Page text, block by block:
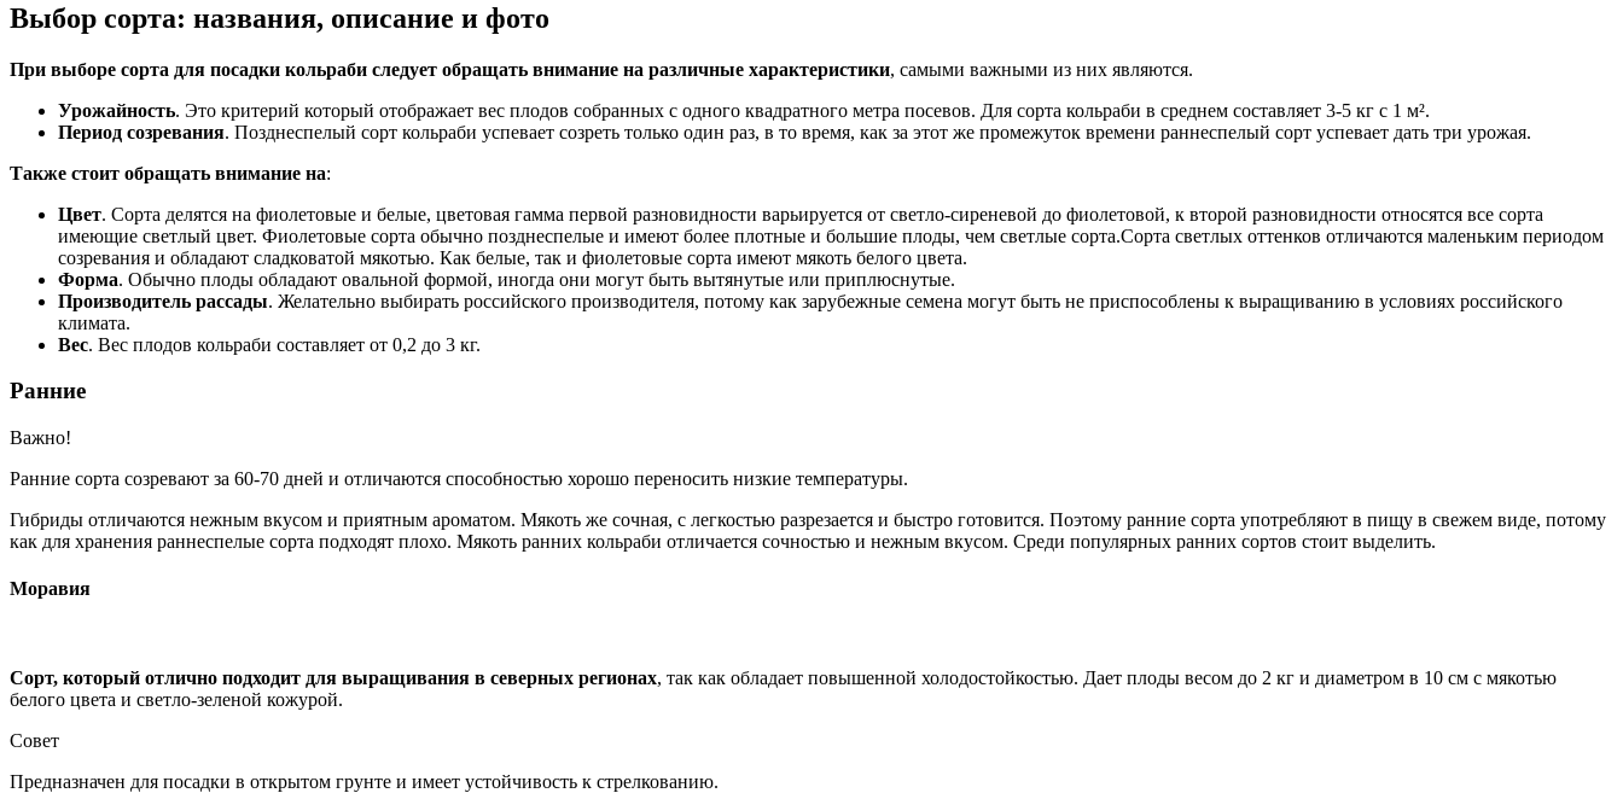
Выбор сорта: названия, описание и фото
При выборе сорта для посадки кольраби следует обращать внимание на различные характеристики, самыми важными из них являются.
Урожайность. Это критерий который отображает вес плодов собранных с одного квадратного метра посевов. Для сорта кольраби в среднем составляет 3-5 кг с 1 м².
Период созревания. Позднеспелый сорт кольраби успевает созреть только один раз, в то время, как за этот же промежуток времени раннеспелый сорт успевает дать три урожая.
Также стоит обращать внимание на:
Цвет. Сорта делятся на фиолетовые и белые, цветовая гамма первой разновидности варьируется от светло-сиреневой до фиолетовой, к второй разновидности относятся все сорта
имеющие светлый цвет. Фиолетовые сорта обычно позднеспелые и имеют более плотные и большие плоды, чем светлые сорта.Сорта светлых оттенков отличаются маленьким периодом
созревания и обладают сладковатой мякотью. Как белые, так и фиолетовые сорта имеют мякоть белого цвета.
Форма. Обычно плоды обладают овальной формой, иногда они могут быть вытянутые или приплюснутые.
Производитель рассады. Желательно выбирать российского производителя, потому как зарубежные семена могут быть не приспособлены к выращиванию в условиях российского
климата.
Вес. Вес плодов кольраби составляет от 0,2 до 3 кг.
Ранние
Важно!
Ранние сорта созревают за 60-70 дней и отличаются способностью хорошо переносить низкие температуры.
Гибриды отличаются нежным вкусом и приятным ароматом. Мякоть же сочная, с легкостью разрезается и быстро готовится. Поэтому ранние сорта употребляют в пищу в свежем виде, потому
как для хранения раннеспелые сорта подходят плохо. Мякоть ранних кольраби отличается сочностью и нежным вкусом. Среди популярных ранних сортов стоит выделить.
Моравия
Сорт, который отлично подходит для выращивания в северных регионах, так как обладает повышенной холодостойкостью. Дает плоды весом до 2 кг и диаметром в 10 см с мякотью
белого цвета и светло-зеленой кожурой.
Совет
Предназначен для посадки в открытом грунте и имеет устойчивость к стрелкованию.